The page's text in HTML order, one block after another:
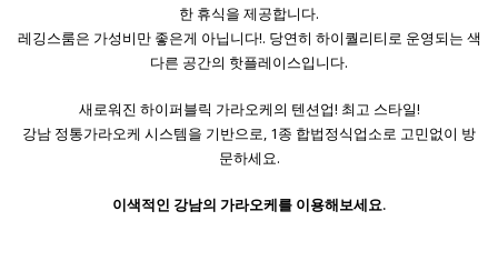
한 휴식을 제공합니다.
레깅스룸은 가성비만 좋은게 아닙니다!. 당연히 하이퀄리티로 운영되는 색
다른 공간의 핫플레이스입니다.
새로워진 하이퍼블릭 가라오케의 텐션업! 최고 스타일!
강남 정통가라오케 시스템을 기반으로, 1종 합법정식업소로 고민없이 방
문하세요.
이색적인 강남의 가라오케를 이용해보세요.